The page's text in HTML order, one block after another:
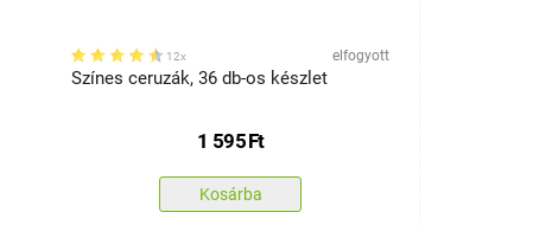
12x elfogyott
Színes ceruzák, 36 db-os készlet
1 595Ft
Kosárba